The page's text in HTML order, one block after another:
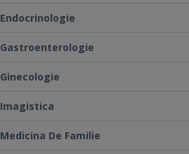
Endocrinologie
Gastroenterologie
Ginecologie
Imagistica
Medicina De Familie